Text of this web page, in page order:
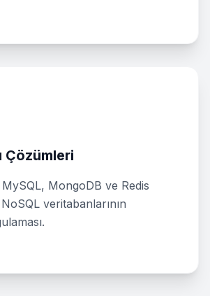
Çözümleri
MongoDB ve Redis
veritabanlarının